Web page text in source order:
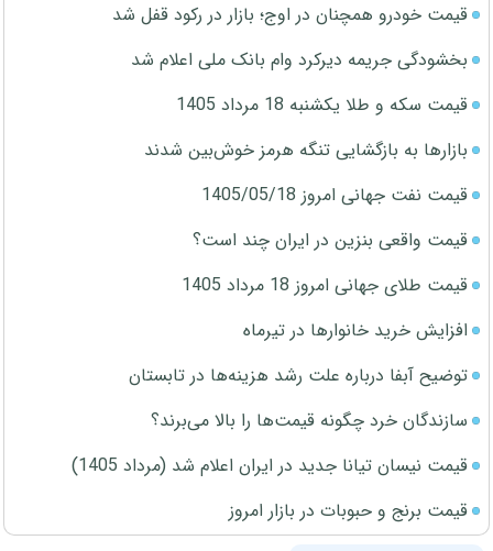
قیمت خودرو همچنان در اوج؛ بازار در رکود قفل شد
بخشودگی جریمه دیرکرد وام بانک ملی اعلام شد
قیمت سکه و طلا یکشنبه 18 مرداد 1405
بازارها به بازگشایی تنگه هرمز خوش‌بین شدند
قیمت نفت جهانی امروز 1405/05/18
قیمت واقعی بنزین در ایران چند است؟
قیمت طلای جهانی امروز 18 مرداد 1405
افزایش خرید خانوارها در تیرماه
توضیح آبفا درباره علت رشد هزینه‌ها در تابستان
سازندگان خرد چگونه قیمت‌ها را بالا می‌برند؟
قیمت نیسان تیانا جدید در ایران اعلام شد (مرداد 1405)
قیمت برنج و حبوبات در بازار امروز